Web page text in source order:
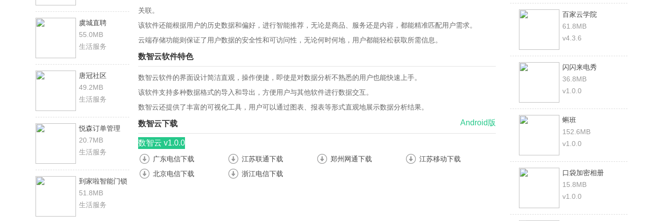
虞城直聘
55.0MB
生活服务
唐冠社区
49.2MB
生活服务
悦森订单管理
20.7MB
生活服务
到家啦智能门锁
51.8MB
生活服务
关联。
该软件还能根据用户的历史数据和偏好，进行智能推荐，无论是商品、服务还是内容，都能精准匹配用户需求。
云端存储功能则保证了用户数据的安全性和可访问性，无论何时何地，用户都能轻松获取所需信息。
数智云软件特色
数智云软件的界面设计简洁直观，操作便捷，即使是对数据分析不熟悉的用户也能快速上手。
该软件支持多种数据格式的导入和导出，方便用户与其他软件进行数据交互。
数智云还提供了丰富的可视化工具，用户可以通过图表、报表等形式直观地展示数据分析结果。
数智云下载 Android版
数智云 v1.0.0
广东电信下载 江苏联通下载 郑州网通下载
江苏移动下载
北京电信下载
浙江电信下载
百家云学院
61.8MB
v4.3.6
闪闪来电秀
36.8MB
v1.0.0
蝌班
152.6MB
v1.0.0
口袋加密相册
15.8MB
v1.0.0